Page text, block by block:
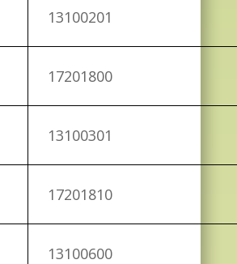
13100201
17201800
13100301
17201810
13100600